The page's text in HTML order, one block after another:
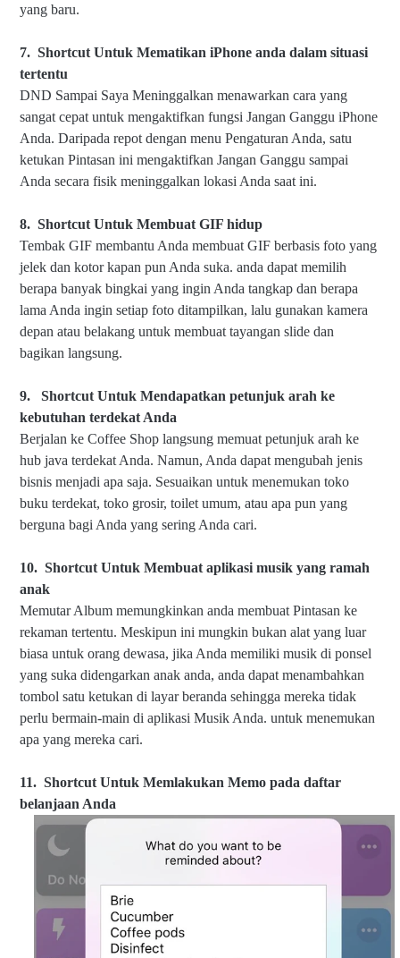
yang baru.
7. Shortcut Untuk Mematikan iPhone anda dalam situasi
tertentu
DND Sampai Saya Meninggalkan menawarkan cara yang
sangat cepat untuk mengaktifkan fungsi Jangan Ganggu iPhone
Anda. Daripada repot dengan menu Pengaturan Anda, satu
ketukan Pintasan ini mengaktifkan Jangan Ganggu sampai
Anda secara fisik meninggalkan lokasi Anda saat ini.
8. Shortcut Untuk Membuat GIF hidup
Tembak GIF membantu Anda membuat GIF berbasis foto yang
jelek dan kotor kapan pun Anda suka. anda dapat memilih
berapa banyak bingkai yang ingin Anda tangkap dan berapa
lama Anda ingin setiap foto ditampilkan, lalu gunakan kamera
depan atau belakang untuk membuat tayangan slide dan
bagikan langsung.
9. Shortcut Untuk Mendapatkan petunjuk arah ke
kebutuhan terdekat Anda
Berjalan ke Coffee Shop langsung memuat petunjuk arah ke
hub java terdekat Anda. Namun, Anda dapat mengubah jenis
bisnis menjadi apa saja. Sesuaikan untuk menemukan toko
buku terdekat, toko grosir, toilet umum, atau apa pun yang
berguna bagi Anda yang sering Anda cari.
10. Shortcut Untuk Membuat aplikasi musik yang ramah
anak
Memutar Album memungkinkan anda membuat Pintasan ke
rekaman tertentu. Meskipun ini mungkin bukan alat yang luar
biasa untuk orang dewasa, jika Anda memiliki musik di ponsel
yang suka didengarkan anak anda, anda dapat menambahkan
tombol satu ketukan di layar beranda sehingga mereka tidak
perlu bermain-main di aplikasi Musik Anda. untuk menemukan
apa yang mereka cari.
11. Shortcut Untuk Memlakukan Memo pada daftar
belanjaan Anda